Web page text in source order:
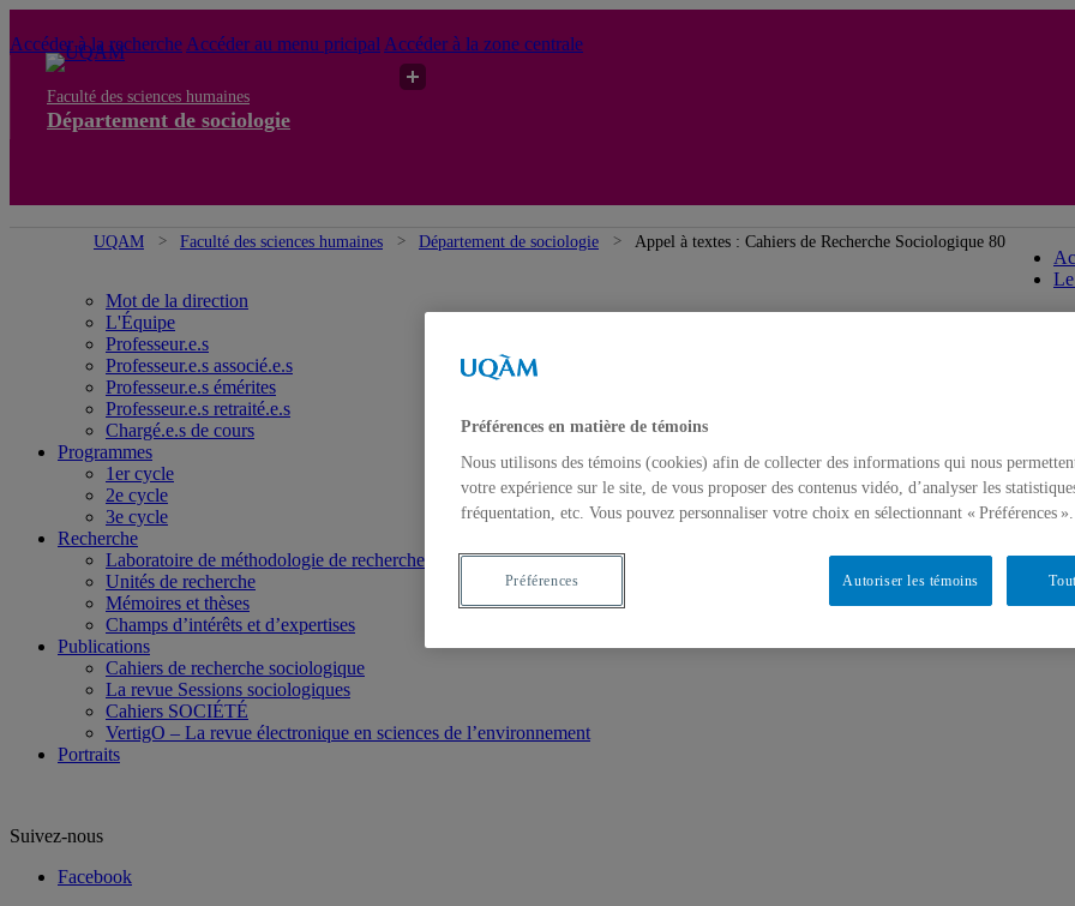
Accéder à la recherche Accéder au menu pricipal Accéder à la zone centrale
Faculté des sciences humaines
Département de sociologie
UQAM Faculté des sciences humaines Département de sociologie Appel à textes : Cahiers de Recherche Sociologique 80
Mot de la direction
L'Équipe
Professeur.e.s
Professeur.e.s associé.e.s
Professeur.e.s émérites
Professeur.e.s retraité.e.s
Chargé.e.s de cours
Programmes
1er cycle
2e cycle
3e cycle
Recherche
Laboratoire de méthodologie de recherche en Sociologie
Unités de recherche
Mémoires et thèses
Champs d’intérêts et d’expertises
Publications
Cahiers de recherche sociologique
La revue Sessions sociologiques
Cahiers SOCIÉTÉ
VertigO – La revue électronique en sciences de l’environnement
Portraits
Suivez-nous
Facebook
Préférences en matière de témoins
Nous utilisons des témoins (cookies) afin de collecter des informations qui nous
votre expérience sur le site, de vous proposer des contenus vidéo, d’analyser les
fréquentation, etc. Vous pouvez personnaliser votre choix en sélectionnant « Préférences ».
Autoriser les témoins
Préférences